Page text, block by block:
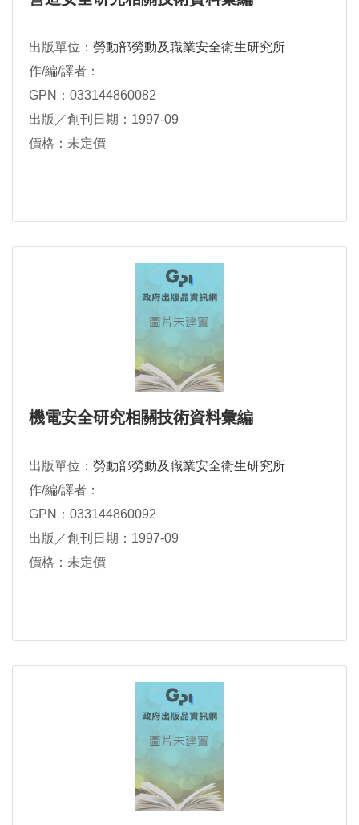
出版單位： 勞動部勞動及職業安全衛生研究所
作/編/譯者：
GPN：033144860082
出版／創刊日期：1997-09
價格：未定價
機電安全研究相關技術資料彙編
出版單位： 勞動部勞動及職業安全衛生研究所
作/編/譯者：
GPN：033144860092
出版／創刊日期：1997-09
價格：未定價